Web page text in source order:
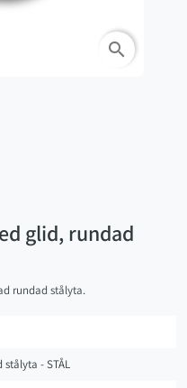
search
glid, rundad
rundad stålyta.
- STÅL